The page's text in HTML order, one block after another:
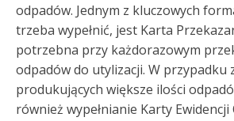
odpadów. Jednym z kluczowych
trzeba wypełnić, jest Karta
potrzebna przy każdorazowym
odpadów do utylizacji. W przypadku
produkujących większe ilości
również wypełnianie Karty